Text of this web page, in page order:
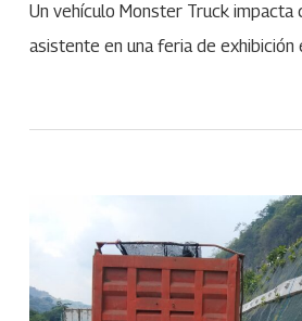
Un vehículo Monster Truck impacta
asistente en una feria de exhibición